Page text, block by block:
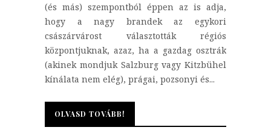
(és más) szempontból éppen az is adja,
hogy a nagy brandek az egykori
császárvárost választották régiós
központjuknak, azaz, ha a gazdag osztrák
(akinek mondjuk Salzburg vagy Kitzbühel
kínálata nem elég), prágai, pozsonyi és...
OLVASD TOVÁBB!
OLVASD TOVÁBB!